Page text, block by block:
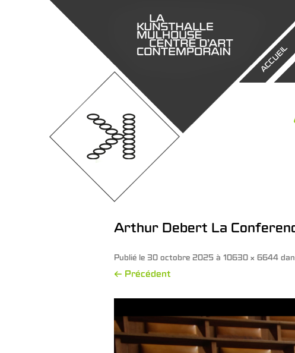
ACCUEIL
Arthur Debert La
Publié le 30 octobre 2025 à 10630 × 6644
← Précédent